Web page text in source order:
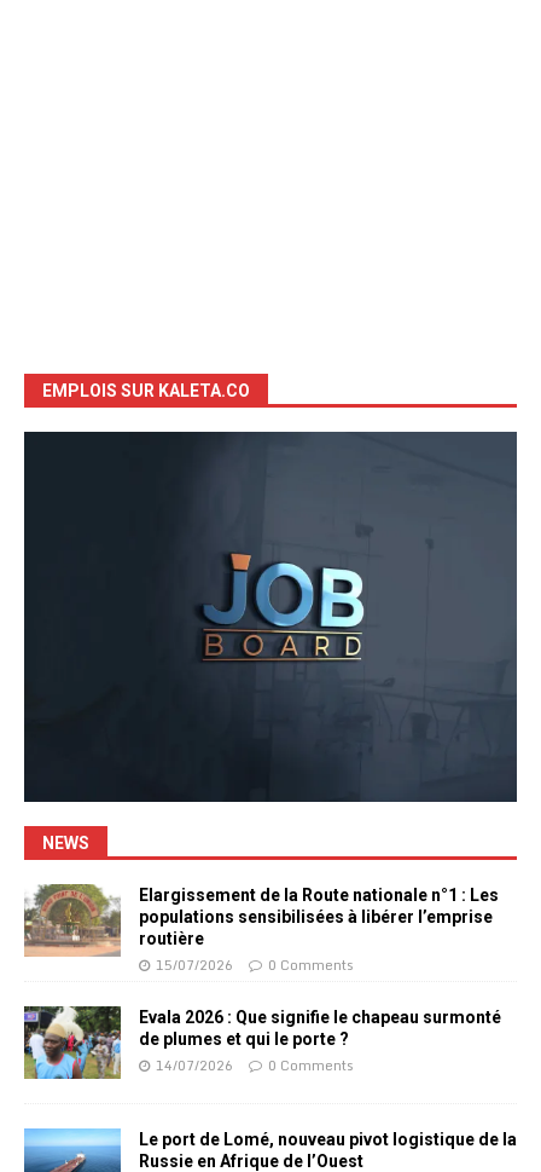
EMPLOIS SUR KALETA.CO
NEWS
Elargissement de la Route nationale n°1 : Les
populations sensibilisées à libérer l’emprise
routière
15/07/2026 0 Comments
Evala 2026 : Que signifie le chapeau surmonté
de plumes et qui le porte ?
14/07/2026 0 Comments
Le port de Lomé, nouveau pivot logistique de la
Russie en Afrique de l’Ouest